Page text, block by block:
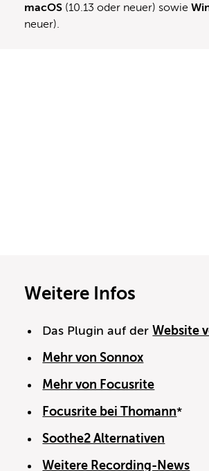
macOS (10.13 oder neuer) sowie
neuer).
Weitere Infos
Das Plugin auf derWebsite
Mehr von Sonnox
Mehr von Focusrite
Focusrite bei Thomann*
Soothe2 Alternativen
Weitere Recording-News